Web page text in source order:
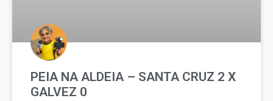
PEIA NA ALDEIA – SANTA CRUZ 2 X
GALVEZ 0